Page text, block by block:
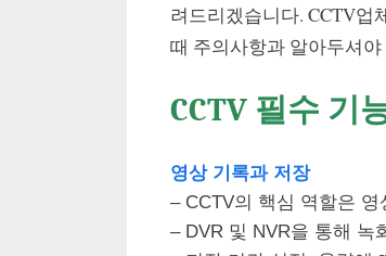
려드리겠습니다. CCTV업
때 주의사항과 알아두셔
CCTV 필수 기
영상 기록과 저장
– CCTV의 핵심 역할은
– DVR 및 NVR을 통해 녹